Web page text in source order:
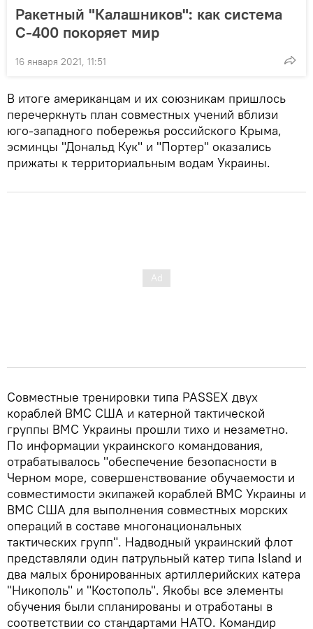
Ракетный "Калашников": как система
С-400 покоряет мир
16 января 2021, 11:51
В итоге американцам и их союзникам пришлось
перечеркнуть план совместных учений вблизи
юго-западного побережья российского Крыма,
эсминцы "Дональд Кук" и "Портер" оказались
прижаты к территориальным водам Украины.
Совместные тренировки типа PASSEX двух
кораблей ВМС США и катерной тактической
группы ВМС Украины прошли тихо и незаметно.
По информации украинского командования,
отрабатывалось "обеспечение безопасности в
Черном море, совершенствование обучаемости и
совместимости экипажей кораблей ВМС Украины и
ВМС США для выполнения совместных морских
операций в составе многонациональных
тактических групп". Надводный украинский флот
представляли один патрульный катер типа Island и
два малых бронированных артиллерийских катера
"Никополь" и "Костополь". Якобы все элементы
обучения были спланированы и отработаны в
соответствии со стандартами НАТО. Командир